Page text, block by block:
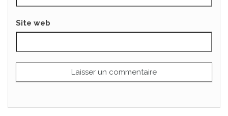
Site web